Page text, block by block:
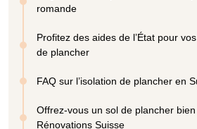
romande
Profitez des aides de l’État pour
de plancher
FAQ sur l’isolation de plancher en
Offrez-vous un sol de plancher
Rénovations Suisse